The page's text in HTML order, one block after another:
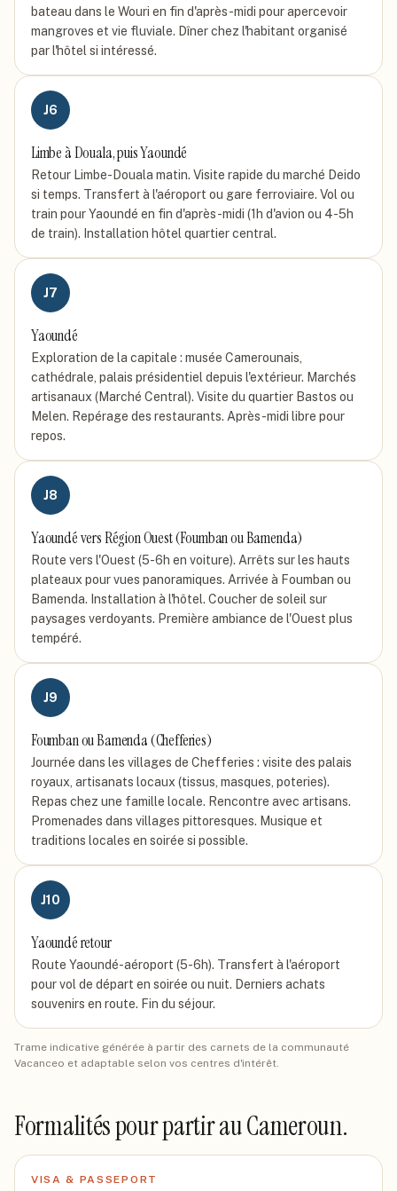
bateau dans le Wouri en fin d'après-midi pour apercevoir
mangroves et vie fluviale. Dîner chez l'habitant organisé
par l'hôtel si intéressé.
J6
Limbe à Douala, puis Yaoundé
Retour Limbe-Douala matin. Visite rapide du marché Deido
si temps. Transfert à l'aéroport ou gare ferroviaire. Vol ou
train pour Yaoundé en fin d'après-midi (1h d'avion ou 4-5h
de train). Installation hôtel quartier central.
J7
Yaoundé
Exploration de la capitale : musée Camerounais,
cathédrale, palais présidentiel depuis l'extérieur. Marchés
artisanaux (Marché Central). Visite du quartier Bastos ou
Melen. Repérage des restaurants. Après-midi libre pour
repos.
J8
Yaoundé vers Région Ouest (Foumban ou Bamenda)
Route vers l'Ouest (5-6h en voiture). Arrêts sur les hauts
plateaux pour vues panoramiques. Arrivée à Foumban ou
Bamenda. Installation à l'hôtel. Coucher de soleil sur
paysages verdoyants. Première ambiance de l'Ouest plus
tempéré.
J9
Foumban ou Bamenda (Chefferies)
Journée dans les villages de Chefferies : visite des palais
royaux, artisanats locaux (tissus, masques, poteries).
Repas chez une famille locale. Rencontre avec artisans.
Promenades dans villages pittoresques. Musique et
traditions locales en soirée si possible.
J10
Yaoundé retour
Route Yaoundé-aéroport (5-6h). Transfert à l'aéroport
pour vol de départ en soirée ou nuit. Derniers achats
souvenirs en route. Fin du séjour.
Trame indicative générée à partir des carnets de la communauté
Vacanceo et adaptable selon vos centres d'intérêt.
Formalités pour partirau Cameroun.
VISA & PASSEPORT